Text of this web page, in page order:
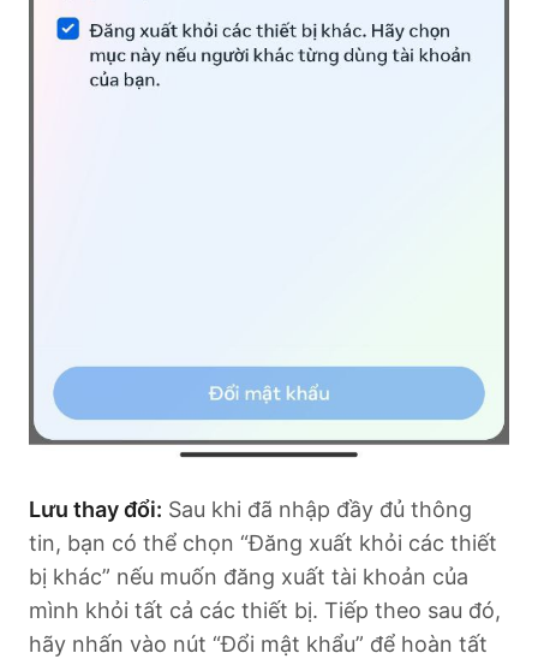
Lưu thay đổi: Sau khi đã nhập đầy đủ thông
tin, bạn có thể chọn “Đăng xuất khỏi các thiết
bị khác” nếu muốn đăng xuất tài khoản của
mình khỏi tất cả các thiết bị. Tiếp theo sau đó,
hãy nhấn vào nút “Đổi mật khẩu” để hoàn tất